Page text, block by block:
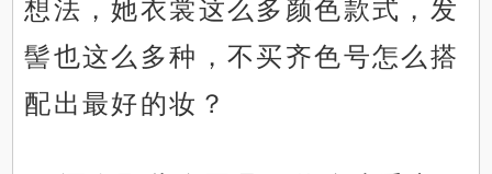
想法，她衣裳这么多颜色款式，发
髻也这么多种，不买齐色号怎么搭
配出最好的妆？